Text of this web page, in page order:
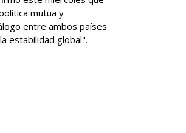
mutua y
entre ambos países
estabilidad global".